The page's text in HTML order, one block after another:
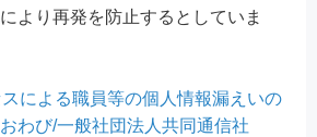
より再発を防止するとしていま
による職員等の個人情報漏えいの
わび/一般社団法人共同通信社